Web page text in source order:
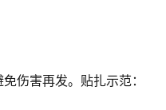
伤害再发。 贴扎示范：